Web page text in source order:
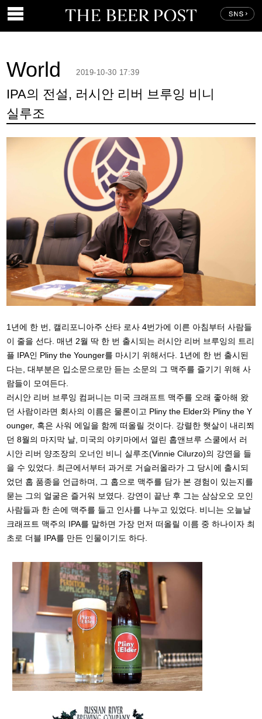
World
IPA의 전설, 러시안 리버 브루잉 비니
실루조
2019-10-30 17:39
1년에 한 번, 캘리포니아주 산타 로사 4번가에 이른 아침부터 사람들
이 줄을 선다. 매년 2월 딱 한 번 출시되는 러시안 리버 브루잉의 트리
플 IPA인 Pliny the Younger를 마시기 위해서다. 1년에 한 번 출시된
다는, 대부분은 입소문으로만 듣는 소문의 그 맥주를 즐기기 위해 사
람들이 모여든다.
러시안 리버 브루잉 컴퍼니는 미국 크래프트 맥주를 오래 좋아해 왔
던 사람이라면 회사의 이름은 물론이고 Pliny the Elder와 Pliny the Y
ounger, 혹은 사워 에일을 함께 떠올릴 것이다. 강렬한 햇살이 내리쬐
던 8월의 마지막 날, 미국의 야키마에서 열린 홉앤브루 스쿨에서 러
시안 리버 양조장의 오너인 비니 실루조(Vinnie Cilurzo)의 강연을 들
을 수 있었다. 최근에서부터 과거로 거슬러올라가 그 당시에 출시되
었던 홉 품종을 언급하며, 그 홉으로 맥주를 담가 본 경험이 있는지를
묻는 그의 얼굴은 즐거워 보였다. 강연이 끝난 후 그는 삼삼오오 모인
사람들과 한 손에 맥주를 들고 인사를 나누고 있었다. 비니는 오늘날
크래프트 맥주의 IPA를 말하면 가장 먼저 떠올릴 이름 중 하나이자 최
초로 더블 IPA를 만든 인물이기도 하다.